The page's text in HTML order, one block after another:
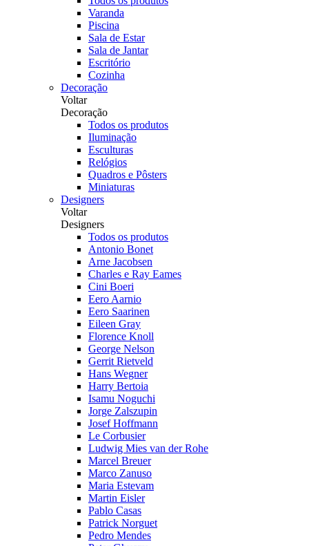
Varanda
Piscina
Sala de Estar
Sala de Jantar
Escritório
Cozinha
Decoração
Voltar
Decoração
Todos os produtos
Iluminação
Esculturas
Relógios
Quadros e Pôsters
Miniaturas
Designers
Voltar
Designers
Todos os produtos
Antonio Bonet
Arne Jacobsen
Charles e Ray Eames
Cini Boeri
Eero Aarnio
Eero Saarinen
Eileen Gray
Florence Knoll
George Nelson
Gerrit Rietveld
Hans Wegner
Harry Bertoia
Isamu Noguchi
Jorge Zalszupin
Josef Hoffmann
Le Corbusier
Ludwig Mies van der Rohe
Marcel Breuer
Marco Zanuso
Maria Estevam
Martin Eisler
Pablo Casas
Patrick Norguet
Pedro Mendes